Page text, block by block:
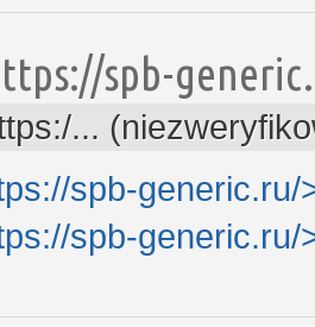
spb-
...
spb-generic.ru/
spb-generic.ru/